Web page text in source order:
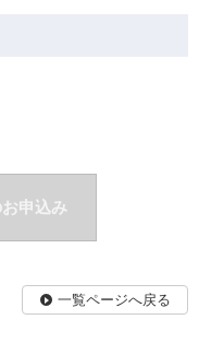
申込み
一覧ページへ戻る